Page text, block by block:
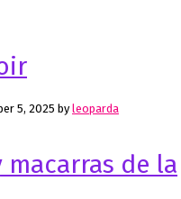
5, 2025 byleoparda
de la